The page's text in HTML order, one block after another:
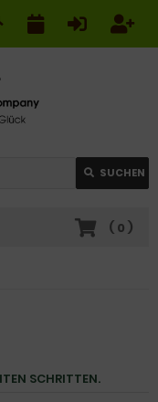
SUCHEN
( 0 )
SCHRITTEN.